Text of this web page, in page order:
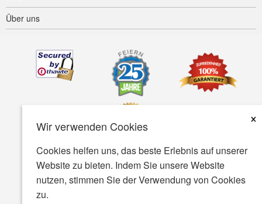
Wir verwenden Cookies
×
Cookies helfen uns, das beste Erlebnis auf unserer
Website zu bieten. Indem Sie unsere Website
nutzen, stimmen Sie der Verwendung von Cookies
zu.
Über uns
© Copyright 2001-2026 BIOVEA. Alle rechte vorbehalten